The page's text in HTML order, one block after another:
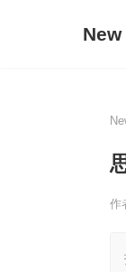
作